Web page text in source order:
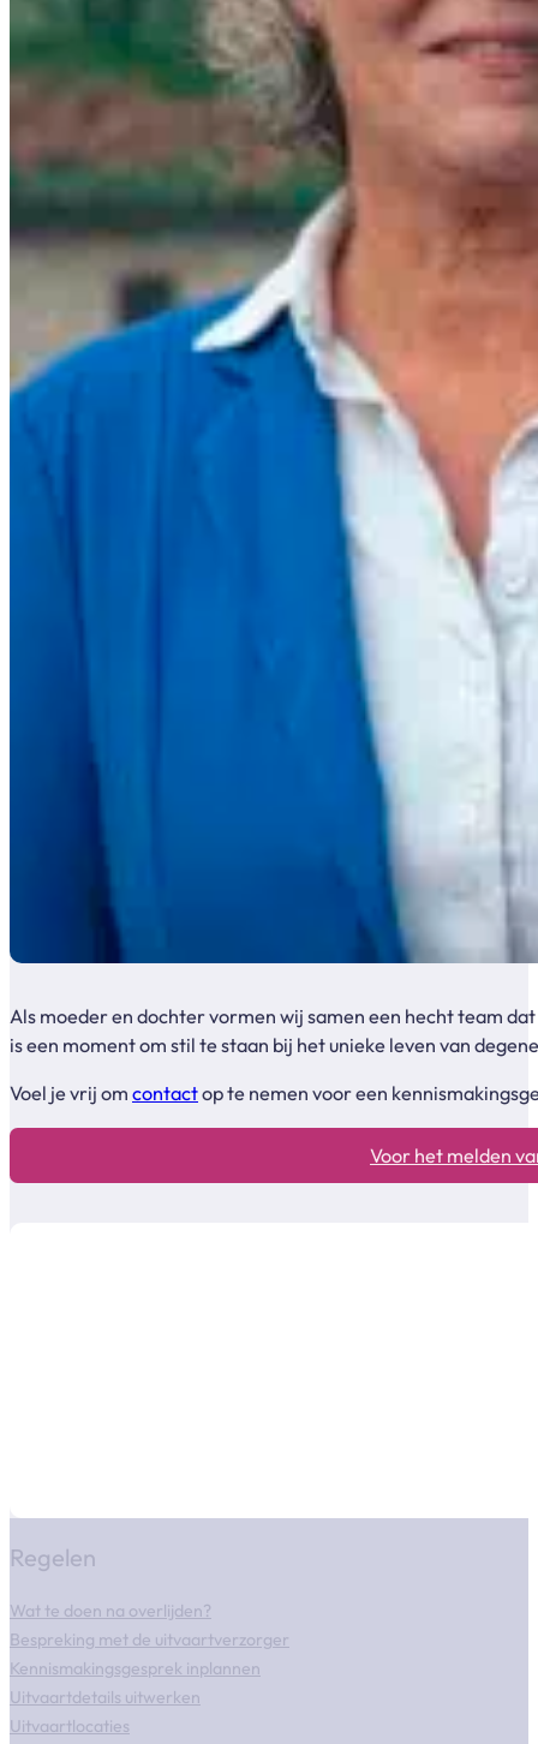
Als moeder en dochter vormen wij samen een hecht team
is een moment om stil te staan bij het unieke leven van
Voel je vrij om contactop te nemen voor een
Voor het melden
Regelen
Wat te doen na overlijden?
Bespreking met de uitvaartverzorger
Kennismakingsgesprek inplannen
Uitvaartdetails uitwerken
Uitvaartlocaties